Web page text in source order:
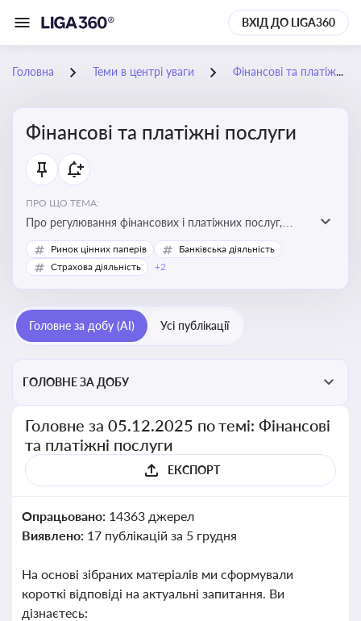
ВХІД ДО LIGA360
Головна Теми в центрі уваги Фінансові та платіжні послуги
Фінансові та платіжні послуги
ПРО ЩО ТЕМА:
Про регулювання фінансових і платіжних послуг,
управління коштами, приймання платежів та
дотримання ліцензійних вимог
Ринок цінних паперів
Банківська діяльність
Страхова діяльність
+2
Головне за добу (AI) Усі публікації
ГОЛОВНЕ ЗА ДОБУ
Головне за 05.12.2025 по темі: Фінансові
та платіжні послуги
ЕКСПОРТ
Опрацьовано: 14363 джерел
Виявлено: 17 публікацій за 5 грудня
На основі зібраних матеріалів ми сформували
короткі відповіді на актуальні запитання. Ви
дізнаєтесь: